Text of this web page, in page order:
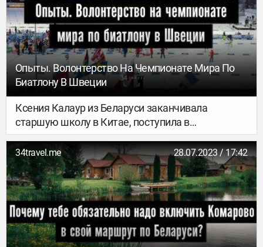
Рассказываем, что посмотреть в роскошном
княжестве за один день (и не обанкротиться).
Тебя ждут сады и парки, набережные,
панорамные виды на город и порт, собор и
Океанографический музей, дворец и казино.
Опыты. Волонтерство На Чемпионате Мира По
Биатлону В Швеции
Ксения Калаур из Беларуси заканчивала
старшую школу в Китае, поступила в
университет в США, а сейчас учится по обмену в
Швеции. Для 34travel она рассказывает о том,
почему работать на чемпионате мира по
биатлону – лучшее, что может случиться со
спортивными фанатами.
34travel.me 28.07.2023 / 17:42